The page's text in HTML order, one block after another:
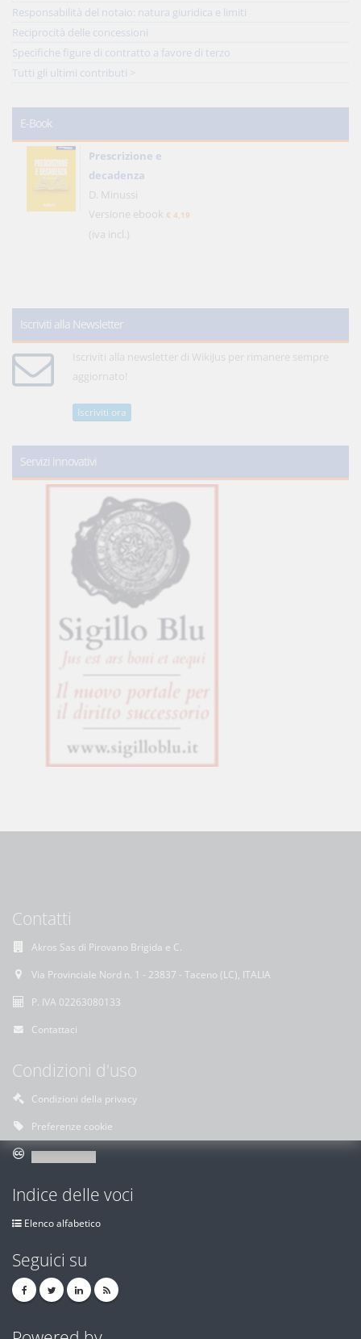
Responsabilità del notaio: natura giuridica e limiti
Reciprocità delle concessioni
Specifiche figure di contratto a favore di terzo
Tutti gli ultimi contributi >
E-Book
Prescrizione e
decadenza
D. Minussi
Versione ebook € 4,19
(iva incl.)
Iscriviti alla Newsletter
Iscriviti alla newsletter di WikiJus per rimanere sempre
aggiornato!
Iscriviti ora
Servizi innovativi
Contatti
Akros Sas di Pirovano Brigida e C.
Via Provinciale Nord n. 1 - 23837 - Taceno (LC), ITALIA
P. IVA 02263080133
Contattaci
Condizioni d'uso
Condizioni della privacy
Preferenze cookie
Indice delle voci
Elenco alfabetico
Seguici su